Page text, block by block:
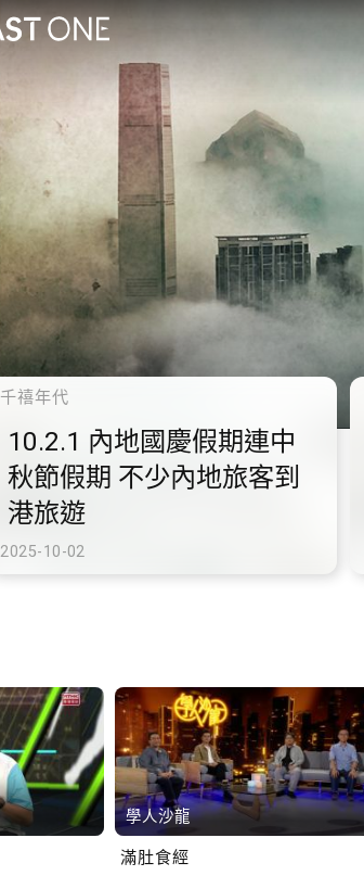
千禧年代
10.2.1 內地國慶假期連中
秋節假期 不少內地旅客到
港旅遊
2025-10-02
學人沙龍
滿肚食經